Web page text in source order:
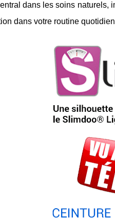
dans les soins naturels,
dans votre routine